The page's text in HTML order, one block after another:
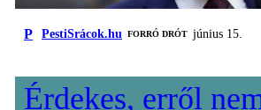
P PestiSrácok.hu FORRÓ DRÓT június 15.
Érdekes, erről